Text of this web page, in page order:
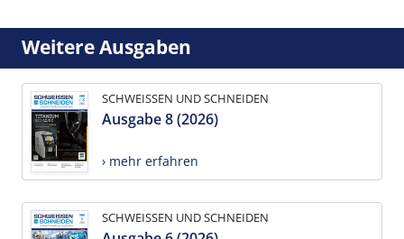
Weitere Ausgaben
SCHWEISSEN UND SCHNEIDEN
Ausgabe 8 (2026)
› mehr erfahren
SCHWEISSEN UND SCHNEIDEN